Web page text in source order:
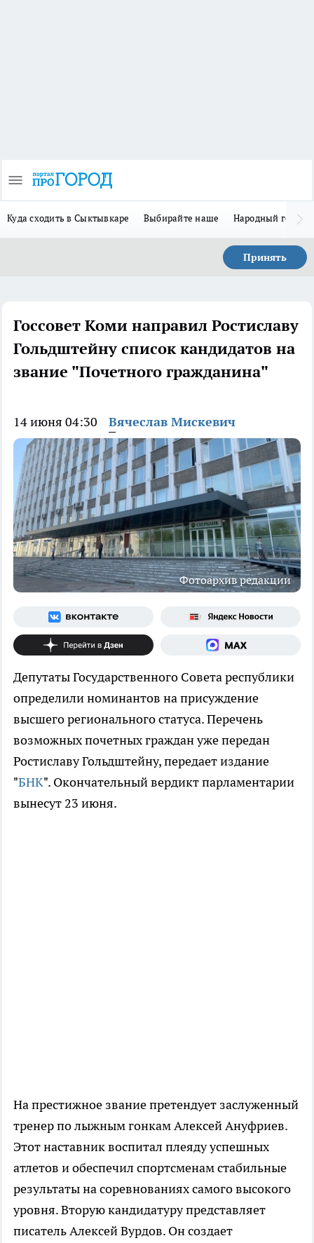
Куда сходить в Сыктывкаре Выбирайте наше Народный герой-
Принять
Госсовет Коми направил Ростиславу
Гольдштейну список кандидатов на
звание "Почетного гражданина"
14 июня 04:30 Вячеслав Мискевич
Фотоархив редакции
Депутаты Государственного Совета республики
определили номинантов на присуждение
высшего регионального статуса. Перечень
возможных почетных граждан уже передан
Ростиславу Гольдштейну, передает издание
"БНК". Окончательный вердикт парламентарии
вынесут 23 июня.
На престижное звание претендует заслуженный
тренер по лыжным гонкам Алексей Ануфриев.
Этот наставник воспитал плеяду успешных
атлетов и обеспечил спортсменам стабильные
результаты на соревнованиях самого высокого
уровня. Вторую кандидатуру представляет
писатель Алексей Вурдов. Он создает